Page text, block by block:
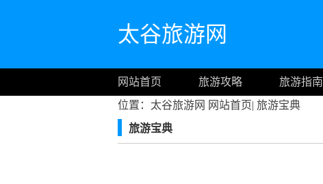
太谷旅游网
网站首页 旅游攻略 旅游指南
位置：太谷旅游网 网站首页| 旅游宝典
旅游宝典